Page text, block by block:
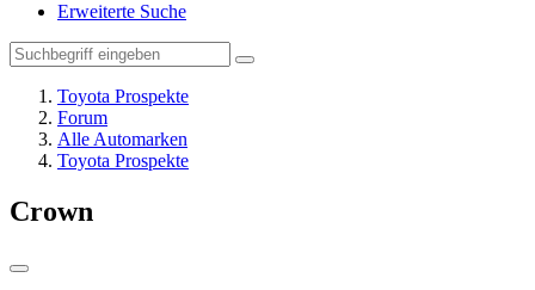
Erweiterte Suche
Toyota Prospekte
Forum
Alle Automarken
Toyota Prospekte
Crown